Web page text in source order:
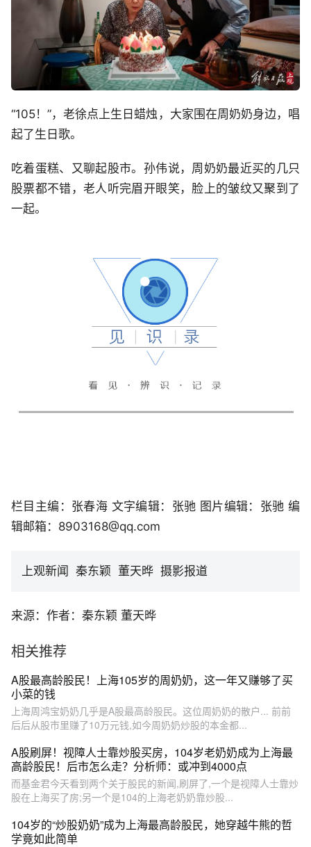
“105！”，老徐点上生日蜡烛，大家围在周奶奶身边，唱
起了生日歌。
吃着蛋糕、又聊起股市。孙伟说，周奶奶最近买的几只
股票都不错，老人听完眉开眼笑，脸上的皱纹又聚到了
一起。
栏目主编：张春海 文字编辑：张驰 图片编辑：张驰 编
辑邮箱：8903168@qq.com
上观新闻 秦东颖 董天晔 摄影报道
来源：作者：秦东颖 董天晔
相关推荐
A股最高龄股民！上海105岁的周奶奶，这一年又赚够了买
小菜的钱
上海周鸿宝奶奶几乎是A股最高龄股民。这位周奶奶的散户... 前前
后后从股市里赚了10万元钱,如今周奶奶炒股的本金都...
A股刷屏！视障人士靠炒股买房，104岁老奶奶成为上海最
高龄股民！后市怎么走？分析师：或冲到4000点
而基金君今天看到两个关于股民的新闻,刷屏了,一个是视障人士靠炒
股在上海买了房;另一个是104的上海老奶奶靠炒股...
104岁的“炒股奶奶”成为上海最高龄股民，她穿越牛熊的哲
学竟如此简单